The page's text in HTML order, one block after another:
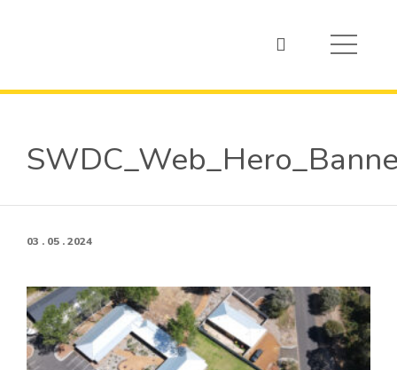
03 . 05 . 2024